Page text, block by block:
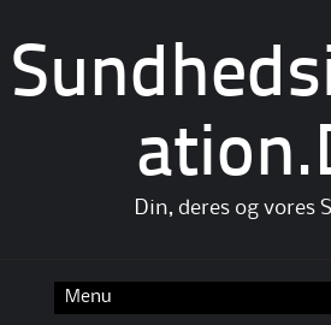
Din, deres og vores